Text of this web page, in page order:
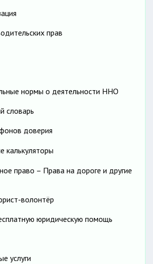
прав
нормы о деятельности ННО
словарь
доверия
калькуляторы
право – Права на дороге и другие
волонтёр
юридическую помощь
услуги